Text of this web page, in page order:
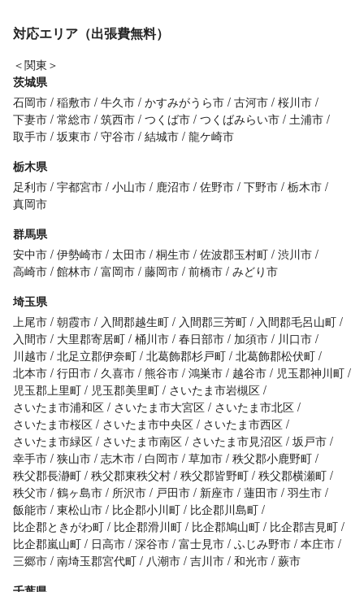
対応エリア（出張費無料）
＜関東＞
茨城県
石岡市 稲敷市 牛久市 かすみがうら市 古河市 桜川市
下妻市 常総市 筑西市 つくば市 つくばみらい市 土浦市
取手市 坂東市 守谷市 結城市 龍ケ崎市
栃木県
足利市 宇都宮市 小山市 鹿沼市 佐野市 下野市 栃木市
真岡市
群馬県
安中市 伊勢崎市 太田市 桐生市 佐波郡玉村町 渋川市
高崎市 館林市 富岡市 藤岡市 前橋市 みどり市
埼玉県
上尾市 朝霞市 入間郡越生町 入間郡三芳町
入間郡毛呂山町
入間市
大里郡寄居町 桶川市 春日部市 加須市
川口市
川越市 北足立郡伊奈町 北葛飾郡杉戸町 北葛飾郡松伏町
北本市 行田市 久喜市 熊谷市 鴻巣市 越谷市
児玉郡神川町
児玉郡上里町
児玉郡美里町
さいたま市岩槻区
さいたま市浦和区
さいたま市大宮区
さいたま市北区
さいたま市桜区
さいたま市中央区
さいたま市西区
さいたま市緑区
さいたま市南区 さいたま市見沼区 坂戸市
幸手市 狭山市 志木市 白岡市 草加市 秩父郡小鹿野町
秩父郡長瀞町 秩父郡東秩父村 秩父郡皆野町 秩父郡横瀬町
秩父市 鶴ヶ島市 所沢市 戸田市 新座市 蓮田市 羽生市
飯能市 東松山市 比企郡小川町
比企郡川島町
比企郡ときがわ町
比企郡滑川町 比企郡鳩山町
比企郡吉見町
比企郡嵐山町
日高市 深谷市 富士見市 ふじみ野市 本庄市
三郷市 南埼玉郡宮代町 八潮市 吉川市 和光市 蕨市